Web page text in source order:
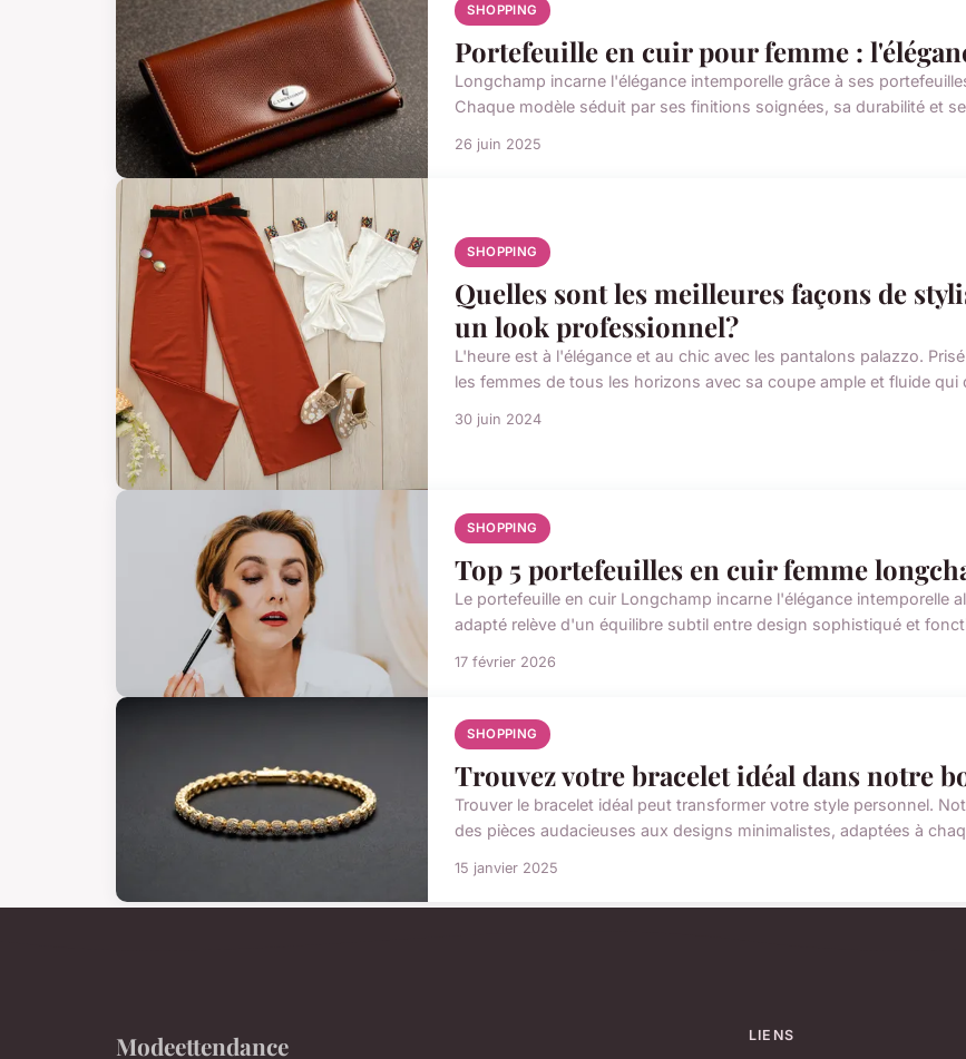
SHOPPING
Portefeuille en cuir pour femme :
Longchamp incarne l'élégance intemporelle grâce à ses
Chaque modèle séduit par ses finitions soignées, sa durabilité et
26 juin 2025
SHOPPING
Quelles sont les meilleures façons de
un look professionnel?
L'heure est à l'élégance et au chic avec les pantalons palazzo.
les femmes de tous les horizons avec sa coupe ample et fluide qui
30 juin 2024
SHOPPING
Top 5 portefeuilles en cuir femme
Le portefeuille en cuir Longchamp incarne l'élégance intemporelle
adapté relève d'un équilibre subtil entre design sophistiqué et
17 février 2026
SHOPPING
Trouvez votre bracelet idéal dans notre
Trouver le bracelet idéal peut transformer votre style personnel.
des pièces audacieuses aux designs minimalistes, adaptées à
15 janvier 2025
Modeettendance LIENS